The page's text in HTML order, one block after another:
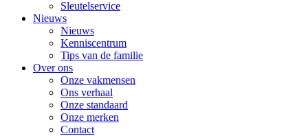
Sleutelservice
Nieuws
Nieuws
Kenniscentrum
Tips van de familie
Over ons
Onze vakmensen
Ons verhaal
Onze standaard
Onze merken
Contact